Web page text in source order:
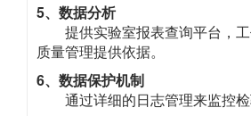
5、数据分析
提供实验室报表查询平台，
质量管理提供依据。
6、数据保护机制
通过详细的日志管理来监控